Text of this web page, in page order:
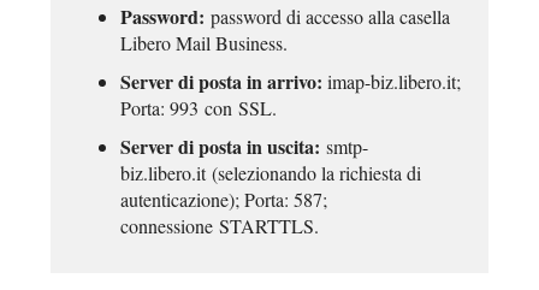
Password: password di accesso alla casella
Libero Mail Business.
Server di posta in arrivo: imap-biz.libero.it;
Porta: 993 con SSL.
Server di posta in uscita: smtp-
biz.libero.it (selezionando la richiesta di
autenticazione); Porta: 587;
connessione STARTTLS.